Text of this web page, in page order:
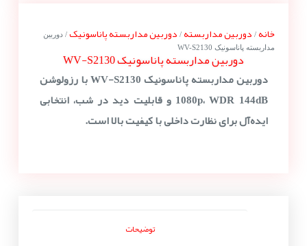
خانه/ دوربین مداربسته/ دوربین مداربسته پاناسونیک/ دوربین
مداربسته پاناسونیک WV-S2130
دوربین مداربسته پاناسونیک WV-S2130
دوربین مداربسته پاناسونیک WV-S2130 با رزولوشن
1080p، WDR 144dB و قابلیت دید در شب، انتخابی
ایده‌آل برای نظارت داخلی با کیفیت بالا است.
توضیحات